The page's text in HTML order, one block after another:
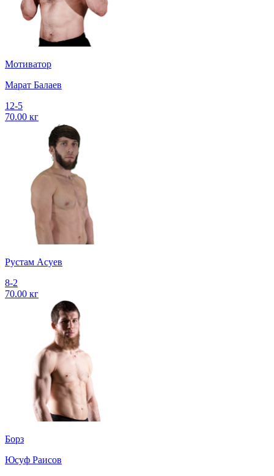
Мотиватор
Марат Балаев
12-5
70.00 кг
Рустам Асуев
8-2
70.00 кг
Борз
Юсуф Раисов